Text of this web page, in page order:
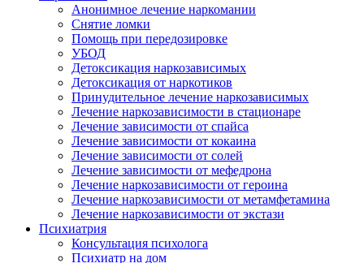
Анонимное лечение наркомании
Снятие ломки
Помощь при передозировке
УБОД
Детоксикация наркозависимых
Детоксикация от наркотиков
Принудительное лечение наркозависимых
Лечение наркозависимости в стационаре
Лечение зависимости от спайса
Лечение зависимости от кокаина
Лечение зависимости от солей
Лечение зависимости от мефедрона
Лечение наркозависимости от героина
Лечение наркозависимости от метамфетамина
Лечение наркозависимости от экстази
Психиатрия
Консультация психолога
Психиатр на дом